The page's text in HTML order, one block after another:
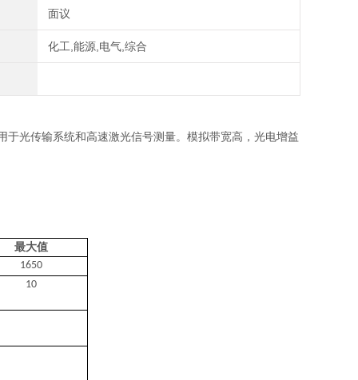
面议
化工,能源,电气,综合
于光传输系统和高速激光信号测量。模拟带宽高，光电增益
最大值
1650
10